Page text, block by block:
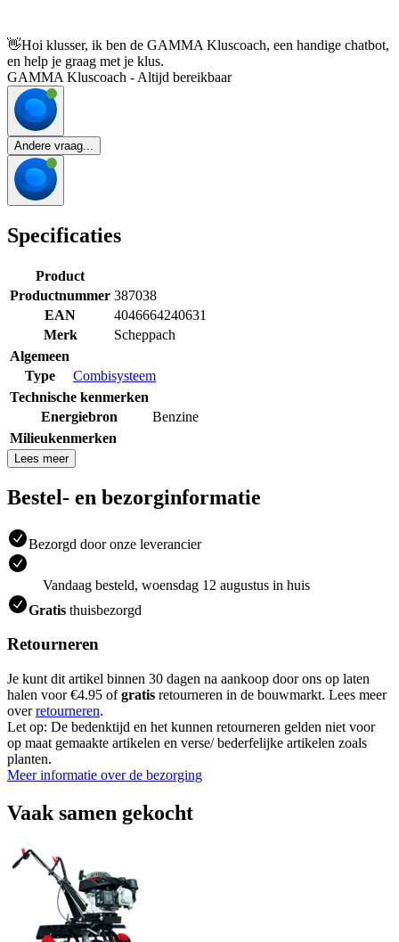
👋Hoi klusser, ik ben de GAMMA Kluscoach, een handige chatbot,
en help je graag met je klus.
GAMMA Kluscoach - Altijd bereikbaar
Andere vraag...
Specificaties
Product
Productnummer 387038
EAN
4046664240631
Merk
Scheppach
Algemeen
Type
Combisysteem
Technische kenmerken
Energiebron
Benzine
Milieukenmerken
Lees meer
Bestel- en bezorginformatie
Bezorgd door onze leverancier
Vandaag besteld, woensdag 12 augustus in huis
Gratis thuisbezorgd
Retourneren
Je kunt dit artikel binnen 30 dagen na aankoop door ons op laten
halen voor €4.95 ofgratis retourneren in de bouwmarkt. Lees meer
overretourneren.
Let op: De bedenktijd en het kunnen retourneren gelden niet voor
op maat gemaakte artikelen en verse/ bederfelijke artikelen zoals
planten.
Meer informatie over de bezorging
Vaak samen gekocht